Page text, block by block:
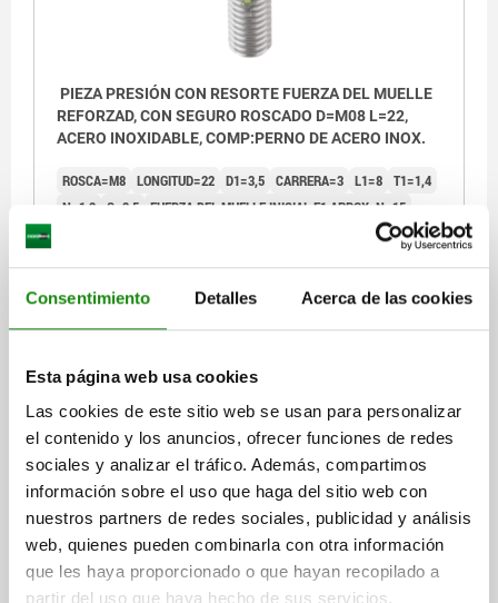
Consentimiento Detalles Acerca de las cookies
Esta página web usa cookies
Las cookies de este sitio web se usan para personalizar
el contenido y los anuncios, ofrecer funciones de redes
sociales y analizar el tráfico. Además, compartimos
información sobre el uso que haga del sitio web con
nuestros partners de redes sociales, publicidad y análisis
web, quienes pueden combinarla con otra información
que les haya proporcionado o que hayan recopilado a
partir del uso que haya hecho de sus servicios.
PIEZA PRESIÓN CON RESORTE FUERZA DEL MUELLE
REFORZAD, CON SEGURO ROSCADO D=M08 L=22,
ACERO INOXIDABLE, COMP:PERNO DE ACERO INOX.
ROSCA=M8 LONGITUD=22 D1=3,5 CARRERA=3 L1=8 T1=1,4
N=1,2 S=2,5 FUERZA DEL MUELLE INICIAL F1 APROX. N=15
PAR DE DESENROSCADO APROX. NM=0,37
$192.04
más gastos de envío
03056 VF